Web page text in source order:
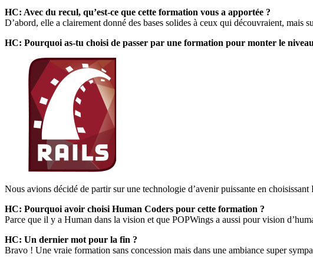
HC: Avec du recul, qu’est-ce que cette formation vous a apportée ?
D’abord, elle a clairement donné des bases solides à ceux qui découvraient, mais
HC: Pourquoi as-tu choisi de passer par une formation pour monter le
Nous avions décidé de partir sur une technologie d’avenir puissante en
HC: Pourquoi avoir choisi Human Coders pour cette formation ?
Parce que il y a Human dans la vision et que POPWings a aussi pour vision
HC: Un dernier mot pour la fin ?
Bravo ! Une vraie formation sans concession mais dans une ambiance super